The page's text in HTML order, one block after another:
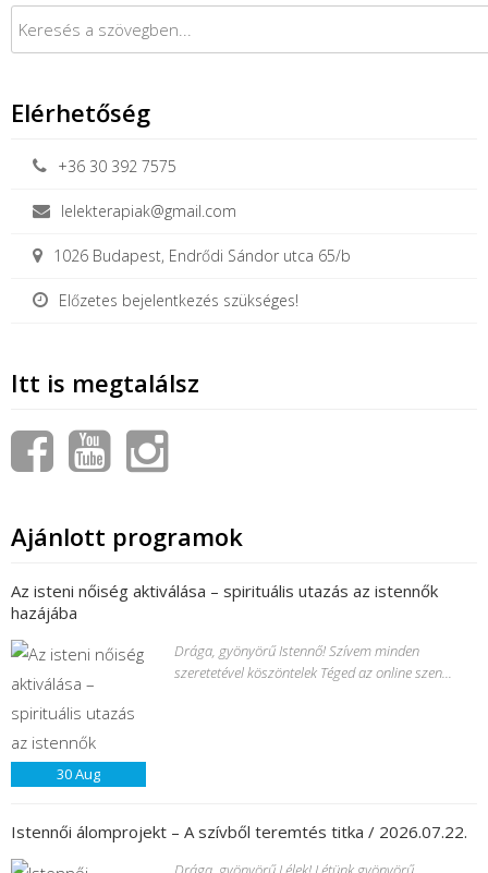
Keresés:
Elérhetőség
+36 30 392 7575
lelekterapiak@gmail.com
1026 Budapest, Endrődi Sándor utca 65/b
Előzetes bejelentkezés szükséges!
Itt is megtalálsz
Ajánlott programok
Az isteni nőiség aktiválása – spirituális utazás az istennők
hazájába
30Aug
Drága, gyönyörű Istennő! Szívem minden
szeretetével köszöntelek Téged az online szen...
Istennői álomprojekt – A szívből teremtés titka / 2026.07.22.